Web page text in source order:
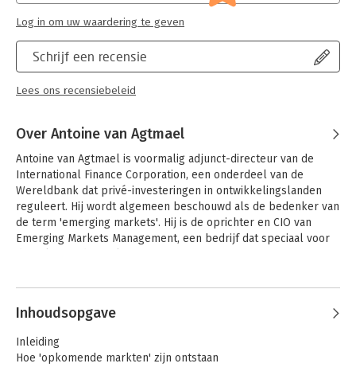
Schrijf een recensie
Lees ons recensiebeleid
Log in om uw waardering te geven
Over Antoine van Agtmael
Antoine van Agtmael is voormalig adjunct-directeur van de
International Finance Corporation, een onderdeel van de
Wereldbank dat privé-investeringen in ontwikkelingslanden
reguleert. Hij wordt algemeen beschouwd als de bedenker van
de term 'emerging markets'. Hij is de oprichter en CIO van
Emerging Markets Management, een bedrijf dat speciaal voor
Andere boeken door Antoine van
Agtmael
Inhoudsopgave
Inleiding
Hoe 'opkomende markten' zijn ontstaan